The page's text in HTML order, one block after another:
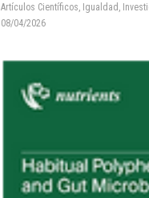
Artículos Científicos, Igualdad ,
08/04/2026